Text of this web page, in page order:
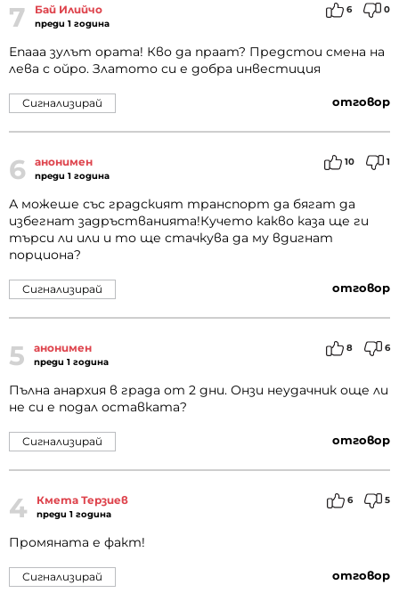
7 Бай Илийчо
преди 1 година
6 0
Епааа зулът ората! Кво да праат? Предстои смена на
лева с ойро. Златото си е добра инвестиция
отговор
Сигнализирай
6 анонимен
преди 1 година
10 1
А можеше със градският транспорт да бягат да
избегнат задръстванията!Кучето какво каза ще ги
търси ли или и то ще стачкува да му вдигнат
порциона?
отговор
Сигнализирай
5 анонимен
преди 1 година
8 6
Пълна анархия в града от 2 дни. Онзи неудачник още ли
не си е подал оставката?
отговор
Сигнализирай
4 Кмета Терзиев
преди 1 година
6 5
Промяната е факт!
отговор
Сигнализирай